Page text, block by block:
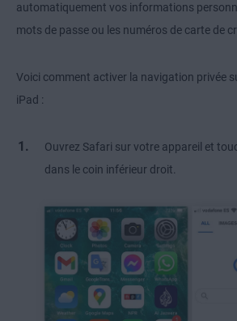
automatiquement vos informations
mots de passe ou les numéros de carte de
Voici comment activer la navigation privée
iPad :
Ouvrez Safari sur votre appareil et
dans le coin inférieur droit.